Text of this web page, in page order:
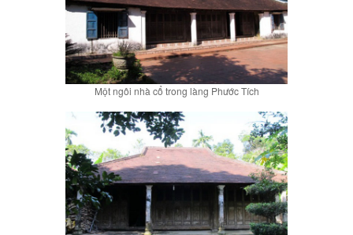
Một ngôi nhà cổ trong làng Phước Tích